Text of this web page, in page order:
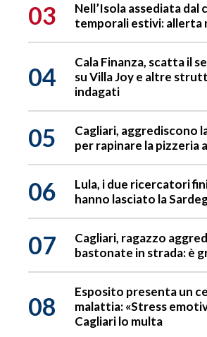
03
Nell’Isola assediata dal
temporali estivi: allerta
04
Cala Finanza, scatta il
su Villa Joy e altre
indagati
05
Cagliari, aggrediscono
per rapinare la pizzeria
06
Lula, i due ricercatori
hanno lasciato la
07
Cagliari, ragazzo
bastonate in strada: è
08
Esposito presenta un
malattia: «Stress
Cagliari lo multa